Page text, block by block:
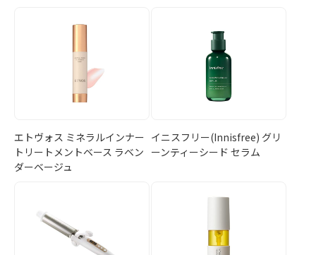
エトヴォス ミネラルインナー
トリートメントベース ラベン
ダーベージュ
イニスフリー(Innisfree) グリ
ーンティーシード セラム